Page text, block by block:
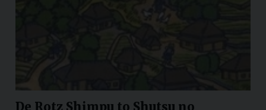
De Rotz Shimpu to Shutsu no